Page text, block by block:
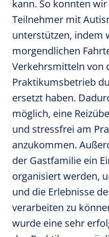
kann. So konnten
Teilnehmer mit
unterstützen, indem
morgendlichen
Verkehrsmitteln von
Praktikumsbetrieb
ersetzt haben.
möglich, eine
und stressfrei am
anzukommen.
der Gastfamilie ein
organisiert werden,
und die Erlebnisse
verarbeiten zu
wurde eine sehr